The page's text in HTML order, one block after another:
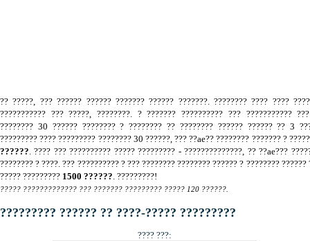
?? ?????, ??? ?????? ?????? ??????? ?????? ???????. ???????? ???? ????
??????????? ??? ?????, ????????. ? ??????? ?????????? ??? ???????????
???????? 30 ?????? ???????? ? ???????? ?? ???????? ?????? ?????? ?? 3
????????? ???? ????????? ???????? 30 ??????, ??? ??ae?? ???????? ??????? ?
??????. ???? ??? ?????????? ????? ????????? - ??????????????, ?? ??ae???
???????? ? ????. ??? ?????????? ? ??? ???????? ???????? ?????? ? ???????? ??????
????? ????????? 1500 ??????. ?????????!
????? ????????????? ??? ??????? ????????? ????? 120 ??????.
????????? ?????? ?? ????-????? ?????????
???? ???: